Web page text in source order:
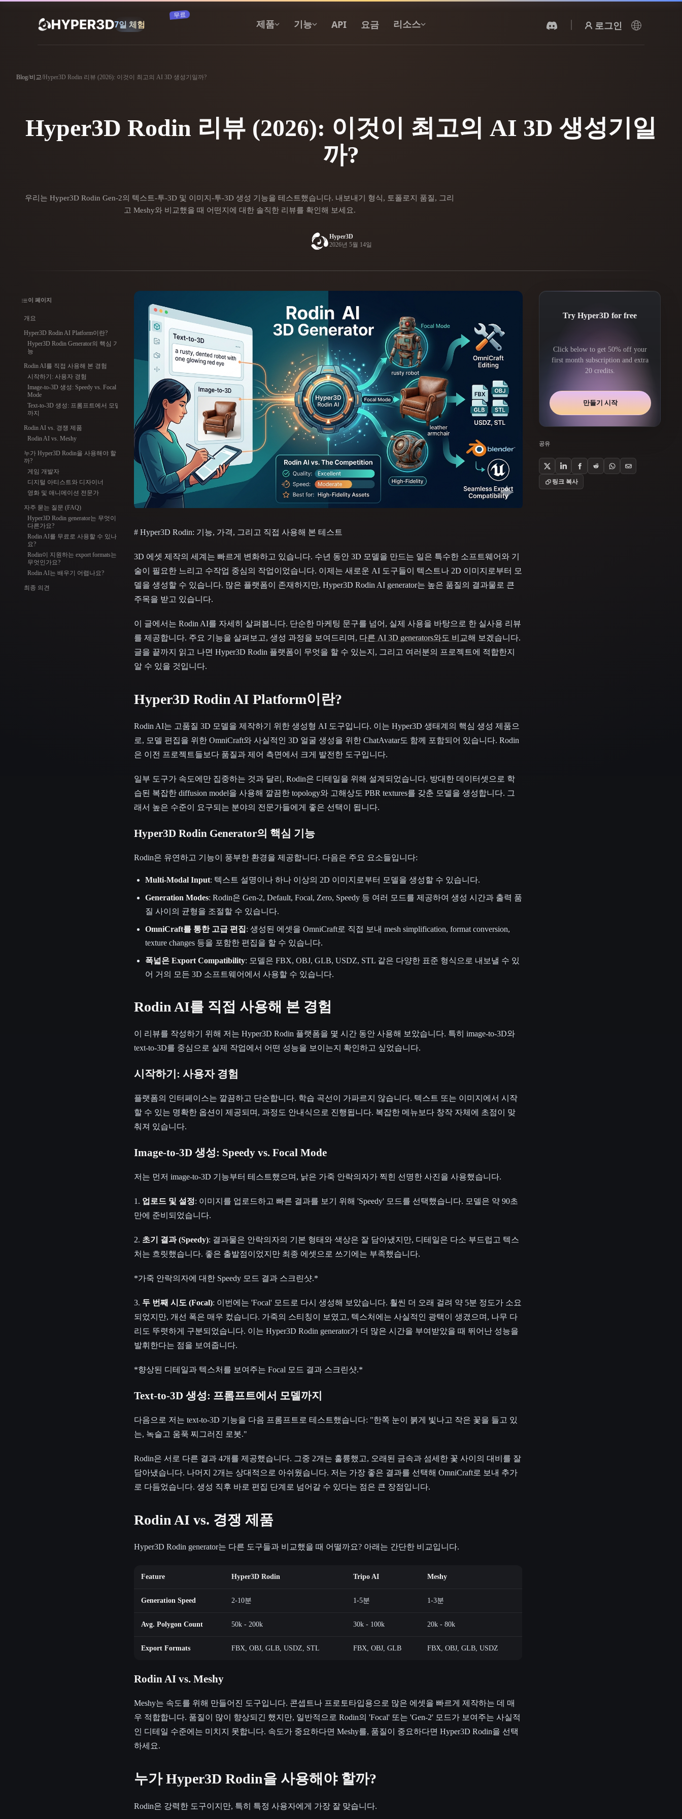
구독 제품 기능 API 요금 리소스 로그인
AI 이미지 생성기 API
우리의 크리에이티브 AI를 앱이나 워크플
AI 이미지 리믹스 AI 텍스처 생성기
AI HDRI 생성기
3D 모델 검색 엔진
리소스
스토리 연구 블로그
Game
Character
Metaverse
플러그인
Blender Unity Godot 3DS Max ComfyUI
스타일
Abstract Cartoon Cel-Shaded Fantasy Flat Gothic
Hand-Painted Industrial Isometric Low Poly Medieval Modern
Organic Photorealistic Pixel Art Realistic Retro Stylized Voxel
Blog/비교/Hyper3D Rodin 리뷰 (2026): 이것이 최고의 AI 3D 생성기일까?
Hyper3D Rodin 리뷰 (2026): 이것이 최고의 AI 3D 생성기일
까?
우리는 Hyper3D Rodin Gen-2의 텍스트-투-3D 및 이미지-투-3D 생성 기능을 테스트했습니다. 내보내기 형식, 토폴로지 품질, 그리
고 Meshy와 비교했을 때 어떤지에 대한 솔직한 리뷰를 확인해 보세요.
Hyper3D
2026년 5월 14일
이 페이지
개요
Hyper3D Rodin AI Platform이란?
Hyper3D Rodin Generator의 핵심 기
능
Rodin AI를 직접 사용해 본 경험
시작하기: 사용자 경험
Image-to-3D 생성: Speedy vs. Focal
Mode
Text-to-3D 생성: 프롬프트에서 모델
까지
Rodin AI vs. 경쟁 제품
Rodin AI vs. Meshy
누가 Hyper3D Rodin을 사용해야 할
까?
게임 개발자
디지털 아티스트와 디자이너
영화 및 애니메이션 전문가
자주 묻는 질문 (FAQ)
Hyper3D Rodin generator는 무엇이
다른가요?
Rodin AI를 무료로 사용할 수 있나
요?
Rodin이 지원하는 export formats는
무엇인가요?
Rodin AI는 배우기 어렵나요?
최종 의견
# Hyper3D Rodin: 기능, 가격, 그리고 직접 사용해 본 테스트
3D 에셋 제작의 세계는 빠르게 변화하고 있습니다. 수년 동안 3D 모델을 만드는 일은 특수한 소프트웨어와 기
술이 필요한 느리고 수작업 중심의 작업이었습니다. 이제는 새로운 AI 도구들이 텍스트나 2D 이미지로부터 모
델을 생성할 수 있습니다. 많은 플랫폼이 존재하지만, Hyper3D Rodin AI generator는 높은 품질의 결과물로 큰
주목을 받고 있습니다.
이 글에서는 Rodin AI를 자세히 살펴봅니다. 단순한 마케팅 문구를 넘어, 실제 사용을 바탕으로 한 실사용 리뷰
를 제공합니다. 주요 기능을 살펴보고, 생성 과정을 보여드리며, 다른 AI 3D generators와도 비교해 보겠습니다.
글을 끝까지 읽고 나면 Hyper3D Rodin 플랫폼이 무엇을 할 수 있는지, 그리고 여러분의 프로젝트에 적합한지
알 수 있을 것입니다.
Hyper3D Rodin AI Platform이란?
Rodin AI는 고품질 3D 모델을 제작하기 위한 생성형 AI 도구입니다. 이는 Hyper3D 생태계의 핵심 생성 제품으
로, 모델 편집을 위한 OmniCraft와 사실적인 3D 얼굴 생성을 위한 ChatAvatar도 함께 포함되어 있습니다. Rodin
은 이전 프로젝트들보다 품질과 제어 측면에서 크게 발전한 도구입니다.
일부 도구가 속도에만 집중하는 것과 달리, Rodin은 디테일을 위해 설계되었습니다. 방대한 데이터셋으로 학
습된 복잡한 diffusion model을 사용해 깔끔한 topology와 고해상도 PBR textures를 갖춘 모델을 생성합니다. 그
래서 높은 수준이 요구되는 분야의 전문가들에게 좋은 선택이 됩니다.
Hyper3D Rodin Generator의 핵심 기능
Rodin은 유연하고 기능이 풍부한 환경을 제공합니다. 다음은 주요 요소들입니다:
Multi-Modal Input: 텍스트 설명이나 하나 이상의 2D 이미지로부터 모델을 생성할 수 있습니다.
Generation Modes: Rodin은 Gen-2, Default, Focal, Zero, Speedy 등 여러 모드를 제공하여 생성 시간과 출력 품
질 사이의 균형을 조절할 수 있습니다.
OmniCraft를 통한 고급 편집: 생성된 에셋을 OmniCraft로 직접 보내 mesh simplification, format conversion,
texture changes 등을 포함한 편집을 할 수 있습니다.
폭넓은 Export Compatibility: 모델은 FBX, OBJ, GLB, USDZ, STL 같은 다양한 표준 형식으로 내보낼 수 있
어 거의 모든 3D 소프트웨어에서 사용할 수 있습니다.
Rodin AI를 직접 사용해 본 경험
이 리뷰를 작성하기 위해 저는 Hyper3D Rodin 플랫폼을 몇 시간 동안 사용해 보았습니다. 특히 image-to-3D와
text-to-3D를 중심으로 실제 작업에서 어떤 성능을 보이는지 확인하고 싶었습니다.
시작하기: 사용자 경험
플랫폼의 인터페이스는 깔끔하고 단순합니다. 학습 곡선이 가파르지 않습니다. 텍스트 또는 이미지에서 시작
할 수 있는 명확한 옵션이 제공되며, 과정도 안내식으로 진행됩니다. 복잡한 메뉴보다 창작 자체에 초점이 맞
춰져 있습니다.
Image-to-3D 생성: Speedy vs. Focal Mode
저는 먼저 image-to-3D 기능부터 테스트했으며, 낡은 가죽 안락의자가 찍힌 선명한 사진을 사용했습니다.
1. 업로드 및 설정: 이미지를 업로드하고 빠른 결과를 보기 위해 'Speedy' 모드를 선택했습니다. 모델은 약 90초
만에 준비되었습니다.
2. 초기 결과 (Speedy): 결과물은 안락의자의 기본 형태와 색상은 잘 담아냈지만, 디테일은 다소 부드럽고 텍스
처는 흐릿했습니다. 좋은 출발점이었지만 최종 에셋으로 쓰기에는 부족했습니다.
*가죽 안락의자에 대한 Speedy 모드 결과 스크린샷.*
3. 두 번째 시도 (Focal): 이번에는 'Focal' 모드로 다시 생성해 보았습니다. 훨씬 더 오래 걸려 약 5분 정도가 소요
되었지만, 개선 폭은 매우 컸습니다. 가죽의 스티칭이 보였고, 텍스처에는 사실적인 광택이 생겼으며, 나무 다
리도 뚜렷하게 구분되었습니다. 이는 Hyper3D Rodin generator가 더 많은 시간을 부여받았을 때 뛰어난 성능을
발휘한다는 점을 보여줍니다.
*향상된 디테일과 텍스처를 보여주는 Focal 모드 결과 스크린샷.*
Text-to-3D 생성: 프롬프트에서 모델까지
다음으로 저는 text-to-3D 기능을 다음 프롬프트로 테스트했습니다: "한쪽 눈이 붉게 빛나고 작은 꽃을 들고 있
는, 녹슬고 움푹 찌그러진 로봇."
Rodin은 서로 다른 결과 4개를 제공했습니다. 그중 2개는 훌륭했고, 오래된 금속과 섬세한 꽃 사이의 대비를 잘
담아냈습니다. 나머지 2개는 상대적으로 아쉬웠습니다. 저는 가장 좋은 결과를 선택해 OmniCraft로 보내 추가
로 다듬었습니다. 생성 직후 바로 편집 단계로 넘어갈 수 있다는 점은 큰 장점입니다.
Rodin AI vs. 경쟁 제품
Hyper3D Rodin generator는 다른 도구들과 비교했을 때 어떨까요? 아래는 간단한 비교입니다.
Feature Hyper3D Rodin Tripo AI Meshy
Generation Speed 2-10분 1-5분 1-3분
Avg. Polygon Count 50k - 200k 30k - 100k 20k - 80k
Export Formats FBX, OBJ, GLB, USDZ, STL FBX, OBJ, GLB FBX, OBJ, GLB, USDZ
Rodin AI vs. Meshy
Meshy는 속도를 위해 만들어진 도구입니다. 콘셉트나 프로토타입용으로 많은 에셋을 빠르게 제작하는 데 매
우 적합합니다. 품질이 많이 향상되긴 했지만, 일반적으로 Rodin의 'Focal' 또는 'Gen-2' 모드가 보여주는 사실적
인 디테일 수준에는 미치지 못합니다. 속도가 중요하다면 Meshy를, 품질이 중요하다면 Hyper3D Rodin을 선택
하세요.
누가 Hyper3D Rodin을 사용해야 할까?
Rodin은 강력한 도구이지만, 특히 특정 사용자에게 가장 잘 맞습니다.
Try Hyper3D for free
Click below to get 50% off your
first month subscription and extra
20 credits.
만들기 시작
공유
링크 복사